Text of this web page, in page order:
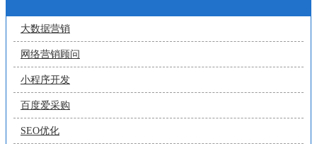
大数据营销
网络营销顾问
小程序开发
百度爱采购
SEO优化